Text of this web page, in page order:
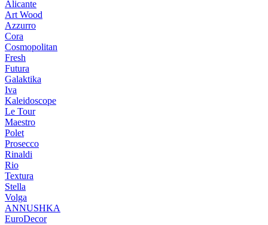
Alicante
Art Wood
Azzurro
Cora
Cosmopolitan
Fresh
Futura
Galaktika
Iva
Kaleidoscope
Le Tour
Maestro
Polet
Prosecco
Rinaldi
Rio
Textura
Stella
Volga
ANNUSHKA
EuroDecor